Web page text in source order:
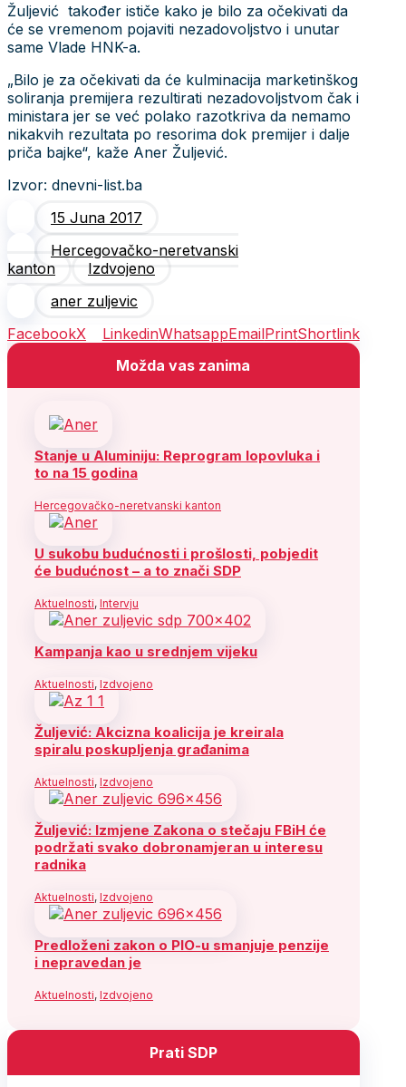
Žuljević također ističe kako je bilo za očekivati da
će se vremenom pojaviti nezadovoljstvo i unutar
same Vlade HNK-a.
„Bilo je za očekivati da će kulminacija marketinškog
soliranja premijera rezultirati nezadovoljstvom čak i
ministara jer se već polako razotkriva da nemamo
nikakvih rezultata po resorima dok premijer i dalje
priča bajke“, kaže Aner Žuljević.
Izvor: dnevni-list.ba
15 Juna 2017
Hercegovačko-neretvanski
kanton
Izdvojeno
aner zuljevic
FacebookX LinkedinWhatsappEmailPrintShortlink
Možda vas zanima
Stanje u Aluminiju: Reprogram lopovluka i
to na 15 godina
Hercegovačko-neretvanski kanton
U sukobu budućnosti i prošlosti, pobjedit
će budućnost – a to znači SDP
Aktuelnosti, Intervju
Kampanja kao u srednjem vijeku
Aktuelnosti, Izdvojeno
Žuljević: Akcizna koalicija je kreirala
spiralu poskupljenja građanima
Aktuelnosti, Izdvojeno
Žuljević: Izmjene Zakona o stečaju FBiH će
podržati svako dobronamjeran u interesu
radnika
Aktuelnosti, Izdvojeno
Predloženi zakon o PIO-u smanjuje penzije
i nepravedan je
Aktuelnosti, Izdvojeno
Prati SDP